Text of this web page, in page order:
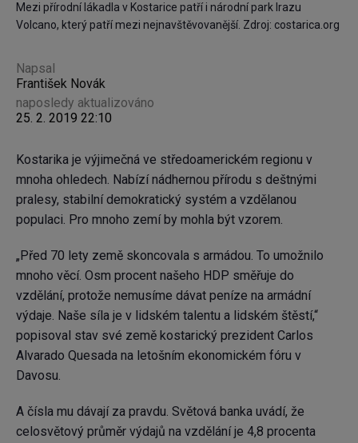
Mezi přírodní lákadla v Kostarice patří i národní park Irazu
Volcano, který patří mezi nejnavštěvovanější. Zdroj: costarica.org
Napsal
František Novák
naposledy aktualizováno
25. 2. 2019 22:10
Kostarika je výjimečná ve středoamerickém regionu v
mnoha ohledech. Nabízí nádhernou přírodu s deštnými
pralesy, stabilní demokratický systém a vzdělanou
populaci. Pro mnoho zemí by mohla být vzorem.
„Před 70 lety země skoncovala s armádou. To umožnilo
mnoho věcí. Osm procent našeho HDP směřuje do
vzdělání, protože nemusíme dávat peníze na armádní
výdaje. Naše síla je v lidském talentu a lidském štěstí,“
popisoval stav své země kostarický prezident Carlos
Alvarado Quesada na letošním ekonomickém fóru v
Davosu.
A čísla mu dávají za pravdu. Světová banka uvádí, že
celosvětový průměr výdajů na vzdělání je 4,8 procenta